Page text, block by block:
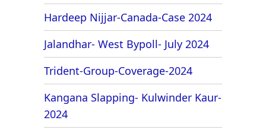
Hardeep Nijjar-Canada-Case 2024
Jalandhar- West Bypoll- July 2024
Trident-Group-Coverage-2024
Kangana Slapping- Kulwinder Kaur-
2024